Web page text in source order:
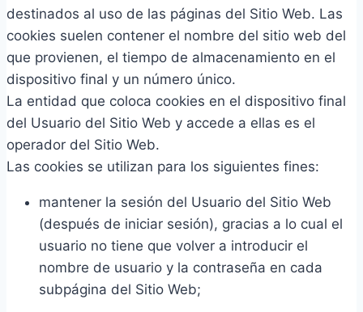
destinados al uso de las páginas del Sitio Web. Las
cookies suelen contener el nombre del sitio web del
que provienen, el tiempo de almacenamiento en el
dispositivo final y un número único.
La entidad que coloca cookies en el dispositivo final
del Usuario del Sitio Web y accede a ellas es el
operador del Sitio Web.
Las cookies se utilizan para los siguientes fines:
mantener la sesión del Usuario del Sitio Web
(después de iniciar sesión), gracias a lo cual el
usuario no tiene que volver a introducir el
nombre de usuario y la contraseña en cada
subpágina del Sitio Web;